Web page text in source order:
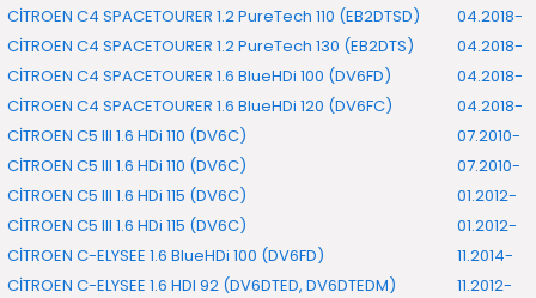
CİTROEN C4 SPACETOURER 1.2 PureTech 110 (EB2DTSD)
04.2018-
CİTROEN C4 SPACETOURER 1.2 PureTech 130 (EB2DTS)
04.2018-
CİTROEN C4 SPACETOURER 1.6 BlueHDi 100 (DV6FD)
04.2018-
CİTROEN C4 SPACETOURER 1.6 BlueHDi 120 (DV6FC)
04.2018-
CİTROEN C5 III 1.6 HDi 110 (DV6C)
07.2010-
CİTROEN C5 III 1.6 HDi 110 (DV6C)
07.2010-
CİTROEN C5 III 1.6 HDi 115 (DV6C)
01.2012-
CİTROEN C5 III 1.6 HDi 115 (DV6C)
01.2012-
CİTROEN C-ELYSEE 1.6 BlueHDi 100 (DV6FD)
11.2014-
CİTROEN C-ELYSEE 1.6 HDI 92 (DV6DTED, DV6DTEDM)
11.2012-